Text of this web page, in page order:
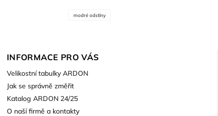
modré odstíny
INFORMACE PRO VÁS
Velikostní tabulky ARDON
Jak se správně změřit
Katalog ARDON 24/25
O naší firmě a kontakty